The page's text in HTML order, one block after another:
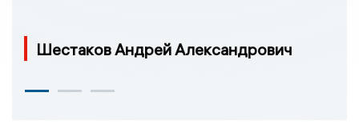
Шестаков Андрей Александрович